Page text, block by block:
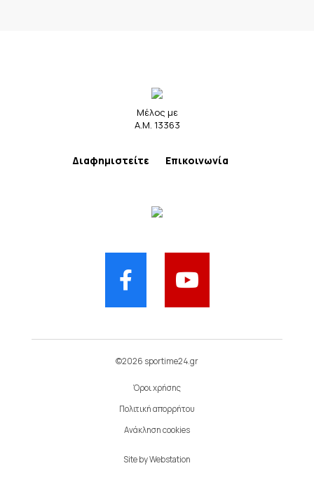
Μέλος με
Α.Μ. 13363
Διαφημιστείτε Επικοινωνία
©2026 sportime24.gr
Όροι χρήσης
Πολιτική απορρήτου
Ανάκληση cookies
Site byWebstation